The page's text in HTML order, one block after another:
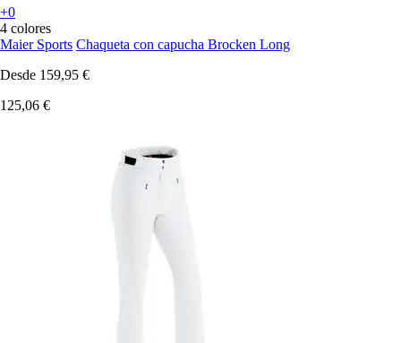
+0
4 colores
Maier Sports Chaqueta con capucha Brocken Long
Desde 159,95 €
125,06 €